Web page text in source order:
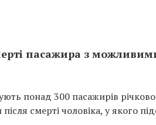
пасажира з
понад 300 пасажирів
смерті чоловіка, у якого